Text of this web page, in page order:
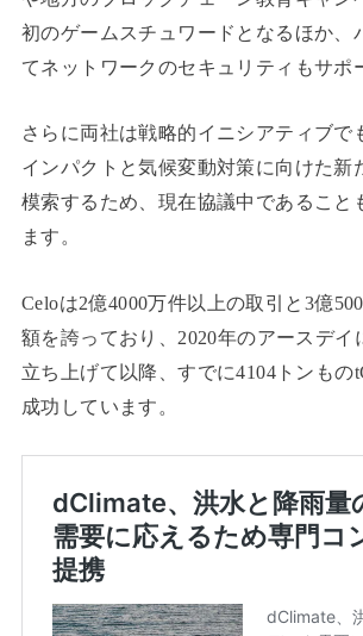
初のゲームスチュワードとなるほか、
てネットワークのセキュリティもサポ
さらに両社は戦略的イニシアティブで
インパクトと気候変動対策に向けた新
模索するため、現在協議中であること
ます。
Celoは2億4000万件以上の取引と3億
額を誇っており、2020年のアースデイ
立ち上げて以降、すでに4104トンもの
成功しています。